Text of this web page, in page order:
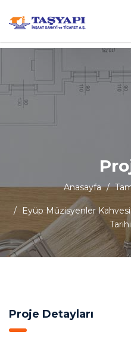
Anasayfa
Eyüp Müzisyenler
Proje Detayları